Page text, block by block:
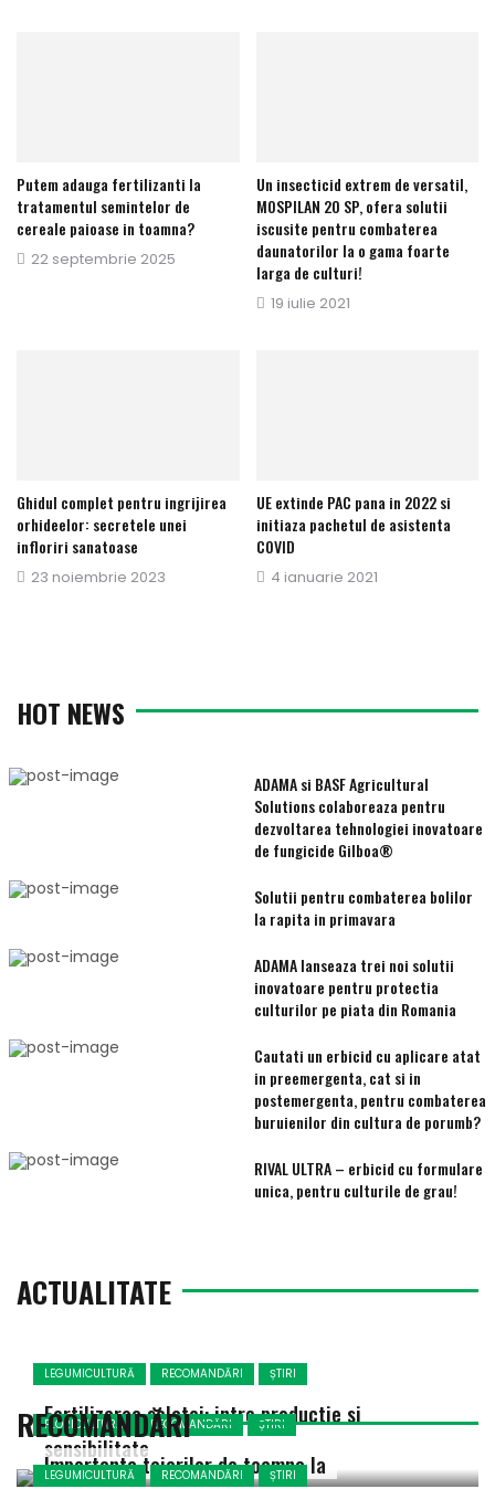
Putem adauga fertilizanti la
tratamentul semintelor de
cereale paioase in toamna?
Publicat
22 septembrie 2025
Un insecticid extrem de versatil,
MOSPILAN 20 SP, ofera solutii
iscusite pentru combaterea
daunatorilor la o gama foarte
larga de culturi!
Publicat
19 iulie 2021
Ghidul complet pentru ingrijirea
orhideelor: secretele unei
infloriri sanatoase
Publicat
23 noiembrie 2023
UE extinde PAC pana in 2022 si
initiaza pachetul de asistenta
COVID
Publicat
4 ianuarie 2021
HOT NEWS
ADAMA si BASF Agricultural
Solutions colaboreaza pentru
dezvoltarea tehnologiei inovatoare
de fungicide Gilboa®
Solutii pentru combaterea bolilor
la rapita in primavara
ADAMA lanseaza trei noi solutii
inovatoare pentru protectia
culturilor pe piata din Romania
Cautati un erbicid cu aplicare atat
in preemergenta, cat si in
postemergenta, pentru combaterea
buruienilor din cultura de porumb?
RIVAL ULTRA – erbicid cu formulare
unica, pentru culturile de grau!
ACTUALITATE
RECOMANDĂRI
LEGUMICULTURĂ RECOMANDĂRI ȘTIRI
Fertilizarea salatei: intre productie si
sensibilitate
FLORICULTURA RECOMANDĂRI ȘTIRI
Importanta taierilor de toamna la
LEGUMICULTURĂ RECOMANDĂRI ȘTIRI